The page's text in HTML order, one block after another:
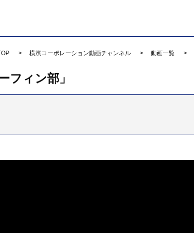
横濱コーポレーション動画チャンネル 動画一覧
フィン部」